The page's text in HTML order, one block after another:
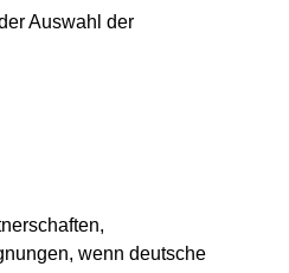
Auswahl der
wenn deutsche